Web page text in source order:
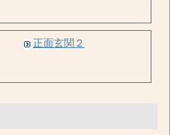
正面玄関２